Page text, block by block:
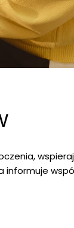
informuje